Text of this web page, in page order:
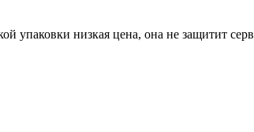
упаковки низкая цена, она не защитит